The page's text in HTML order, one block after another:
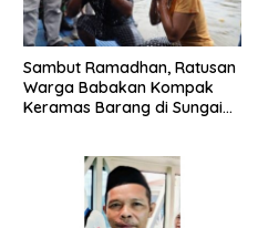
Sambut Ramadhan, Ratusan
Warga Babakan Kompak
Keramas Barang di Sungai